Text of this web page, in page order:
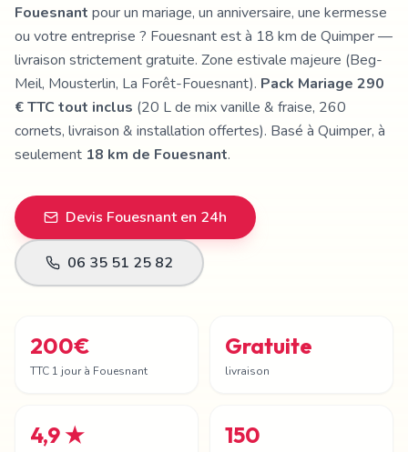
Fouesnant pour un mariage, un anniversaire, une kermesse
ou votre entreprise ? Fouesnant est à 18 km de Quimper —
livraison strictement gratuite. Zone estivale majeure (Beg-
Meil, Mousterlin, La Forêt-Fouesnant). Pack Mariage 290
€ TTC tout inclus (20 L de mix vanille & fraise, 260
cornets, livraison & installation offertes). Basé à Quimper, à
seulement 18 km de Fouesnant.
Devis Fouesnanten 24h
06 35 51 25 82
200€
TTC 1 jour à Fouesnant
Gratuite
livraison
4,9 ★ 150